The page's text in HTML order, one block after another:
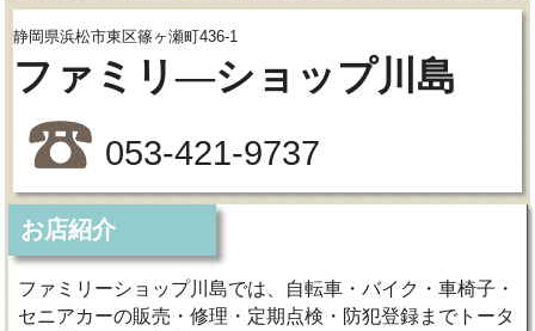
静岡県浜松市東区篠ヶ瀬町436-1
ファミリ―ショップ川島
053-421-9737
お店紹介
ファミリーショップ川島では、自転車・バイク・車椅子・
セニアカーの販売・修理・定期点検・防犯登録までトータ